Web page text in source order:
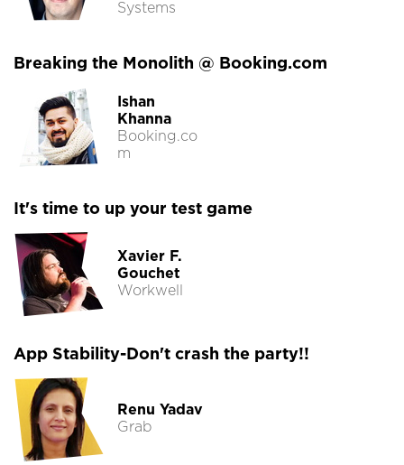
Systems
Breaking the Monolith @ Booking.com
Ishan
Khanna
Booking.co
m
It's time to up your test game
Xavier F.
Gouchet
Workwell
App Stability-Don't crash the party!!
Renu Yadav
Grab